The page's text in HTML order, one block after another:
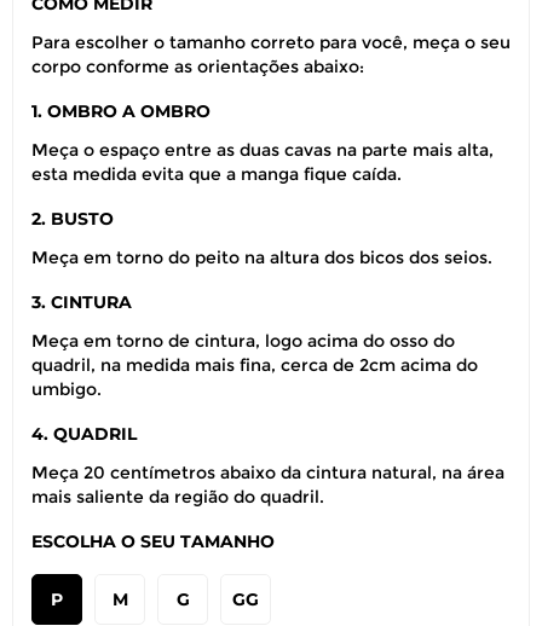
Para escolher o tamanho correto para você, meça o seu
corpo conforme as orientações abaixo:
1. OMBRO A OMBRO
Meça o espaço entre as duas cavas na parte mais alta,
esta medida evita que a manga fique caída.
2. BUSTO
Meça em torno do peito na altura dos bicos dos seios.
3. CINTURA
Meça em torno de cintura, logo acima do osso do
quadril, na medida mais fina, cerca de 2cm acima do
umbigo.
4. QUADRIL
Meça 20 centímetros abaixo da cintura natural, na área
mais saliente da região do quadril.
ESCOLHA O SEU TAMANHO
P M G GG